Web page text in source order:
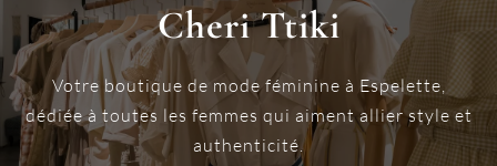
Cheri Ttiki
Votre boutique de mode féminine à Espelette,
dédiée à toutes les femmes qui aiment allier style et
authenticité.